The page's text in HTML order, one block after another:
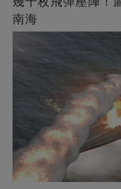
南海